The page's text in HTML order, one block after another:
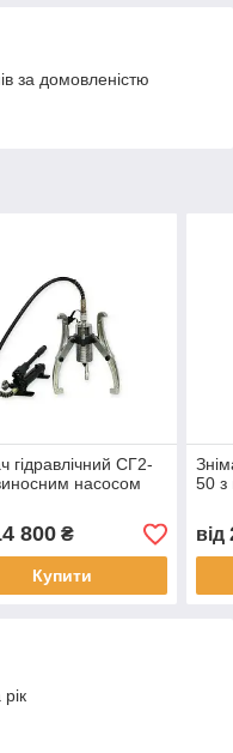
за домовленістю
гідравлічний СГ2-
насосом
800₴
Купити
50 з
від